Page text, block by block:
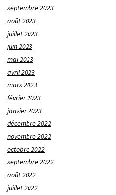
septembre 2023
août 2023
juillet 2023
juin 2023
mai 2023
avril 2023
mars 2023
février 2023
janvier 2023
décembre 2022
novembre 2022
octobre 2022
septembre 2022
août 2022
juillet 2022